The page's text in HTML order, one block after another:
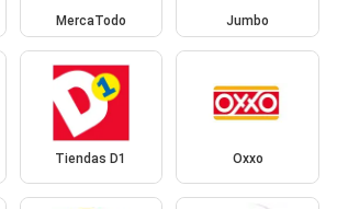
MercaTodo Jumbo
Tiendas D1 Oxxo